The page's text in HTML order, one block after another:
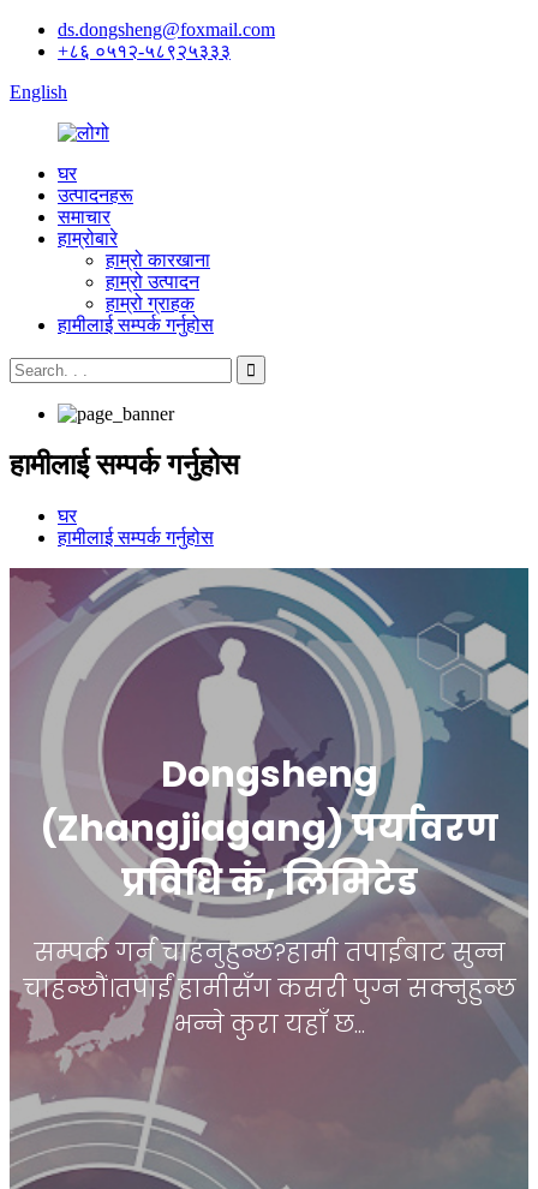
ds.dongsheng@foxmail.com
+८६ ०५१२-५८९२५३३३
English
घर
उत्पादनहरू
समाचार
हाम्रोबारे
हाम्रो कारखाना
हाम्रो उत्पादन
हाम्रो ग्राहक
हामीलाई सम्पर्क गर्नुहोस
हामीलाई सम्पर्क गर्नुहोस
घर
हामीलाई सम्पर्क गर्नुहोस
Dongsheng
(Zhangjiagang) पर्यावरण
प्रविधि कं, लिमिटेड
सम्पर्क गर्न चाहनुहुन्छ?हामी तपाईंबाट सुन्न
चाहन्छौं।तपाईं हामीसँग कसरी पुग्न सक्नुहुन्छ
भन्ने कुरा यहाँ छ...